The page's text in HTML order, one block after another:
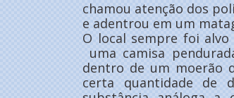
chamou atenção dos
e adentrou em um
O local sempre foi alvo
uma camisa
dentro de um moerão
certa quantidade de